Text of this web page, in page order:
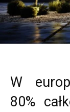
W
80%